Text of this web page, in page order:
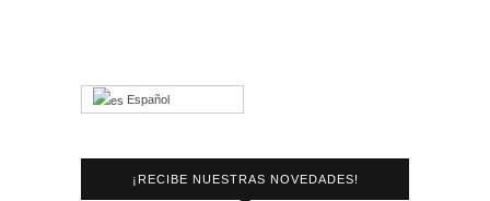
Español
¡RECIBE NUESTRAS NOVEDADES!